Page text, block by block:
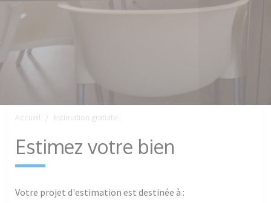
Accueil Estimation gratuite
Estimez votre bien
Votre projet d'estimation est destinée à :